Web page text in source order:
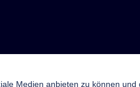
Medien anbieten zu können